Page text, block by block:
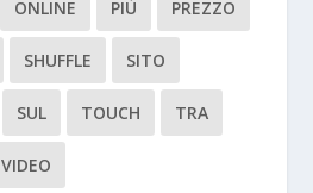
ONLINE PIÙ PREZZO
SHUFFLE SITO
SUL TOUCH TRA
VIDEO